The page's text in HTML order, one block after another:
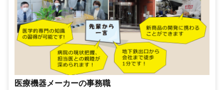
医療機器メーカーの事務職